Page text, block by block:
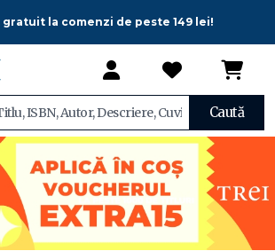
la comenzi de peste 149 lei!
Caută